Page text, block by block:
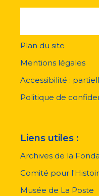
pied
page
Plan du site
Mentions légales
Accessibilité :
Politique de
Liens utiles :
Archives de la
Comité pour
Musée de La Poste